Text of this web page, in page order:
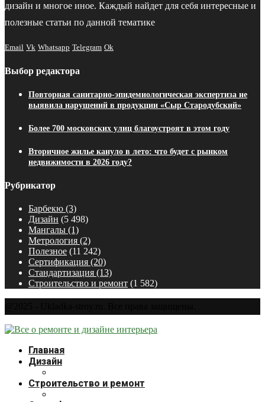
дизайн и многое иное. Каждый найдет для себя интересные и
полезные статьи по данной тематике
Email Vk Whatsapp Telegram Ok
Выбор редактора
Повторная санитарно-эпидемиологическая экспертиза не
выявила нарушений в продукции «Сыр Стародубский»
Более 700 московских улиц благоустроят в этом году
Вторичное жилье кануло в лето: что будет с рынком
недвижимости в 2026 году?
Рубрикатор
Барбекю (3)
Дизайн (5 498)
Мангалы (1)
Метрология (2)
Полезное (11 242)
Сертификация (20)
Стандартизация (13)
Строительство и ремонт (1 582)
Главная
Дизайн
Строительство и ремонт